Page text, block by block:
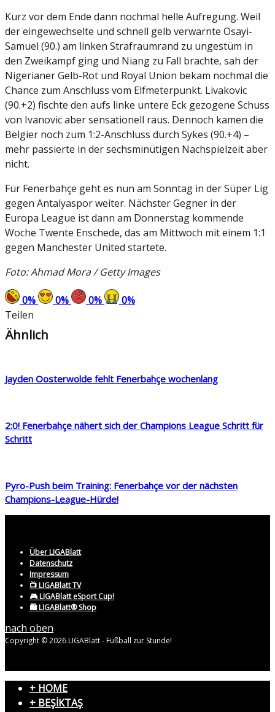
Kurz vor dem Ende dann nochmal helle Aufregung. Weil
der eingewechselte und schnell gelb verwarnte Osayi-
Samuel (90.) am linken Strafraumrand zu ungestüm in
den Zweikampf ging und Niang zu Fall brachte, sah der
Nigerianer Gelb-Rot und Royal Union bekam nochmal die
Chance zum Anschluss vom Elfmeterpunkt. Livakovic
(90.+2) fischte den aufs linke untere Eck gezogene Schuss
von Ivanovic aber sensationell raus. Dennoch kamen die
Belgier noch zum 1:2-Anschluss durch Sykes (90.+4) –
mehr passierte in der sechsminütigen Nachspielzeit aber
nicht.
Für Fenerbahçe geht es nun am Sonntag in der Süper Lig
gegen Antalyaspor weiter. Nächster Gegner in der
Europa League ist dann am Donnerstag kommende
Woche Twente Enschede, das am Mittwoch mit einem 1:1
gegen Manchester United startete.
Foto: Ahmad Mora / Getty Images
0% 0% 0% 0%
Teilen
Ähnlich
Jayden Oosterwolde fehlt Fenerbahçe wochenlang
2:0! Fenerbahçe nähert sich der Champions League Schritt für
Schritt
Pyro-Push beim Training: Fenerbahçe vor der nächsten
Champions-League-Hürde!
Über LIGABlatt
Datenschutz
Impressum
📺 LIGABlatt TV
🎮 LIGABlatt eSport Cup!
🛍️ LIGABlatt® Shop
nach oben
Copyright © 2026 LIGABlatt - Fußball zur Stunde!
+ HOME
+ BEŞİKTAŞ